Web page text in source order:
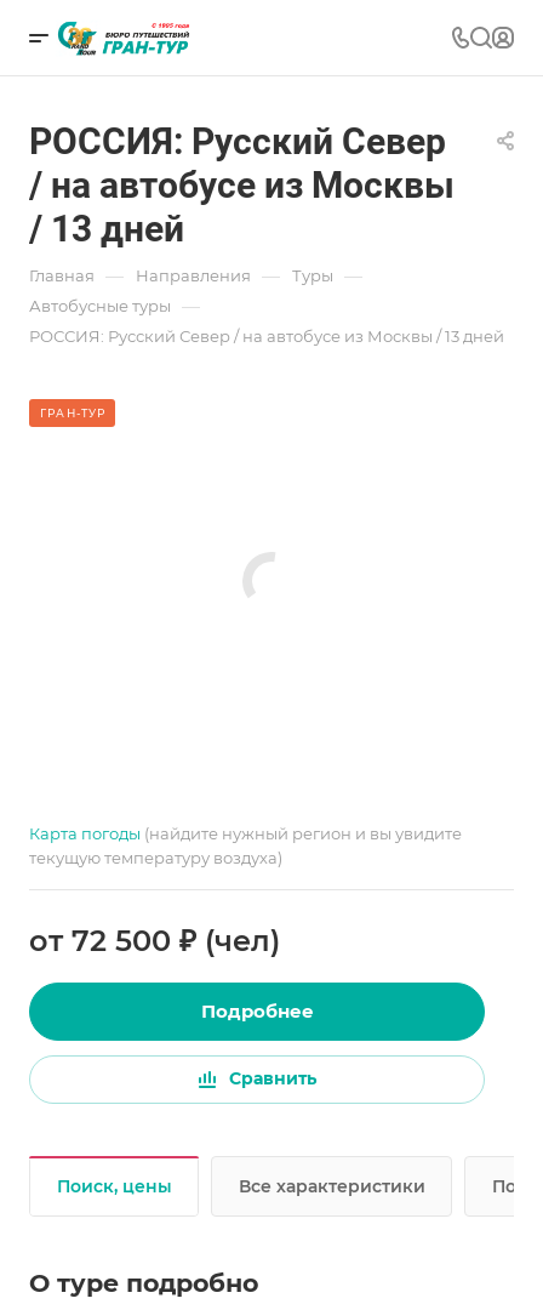
РОССИЯ: Русский Север
/ на автобусе из Москвы
/ 13 дней
Главная — Направления — Туры —
Автобусные туры —
РОССИЯ: Русский Север / на автобусе из Москвы / 13 дней
ГРАН-ТУР
Карта погоды (найдите нужный регион и вы увидите
текущую температуру воздуха)
от 72 500 ₽ (чел)
Подробнее
Сравнить
Поиск, цены Все характеристики
О туре подробно